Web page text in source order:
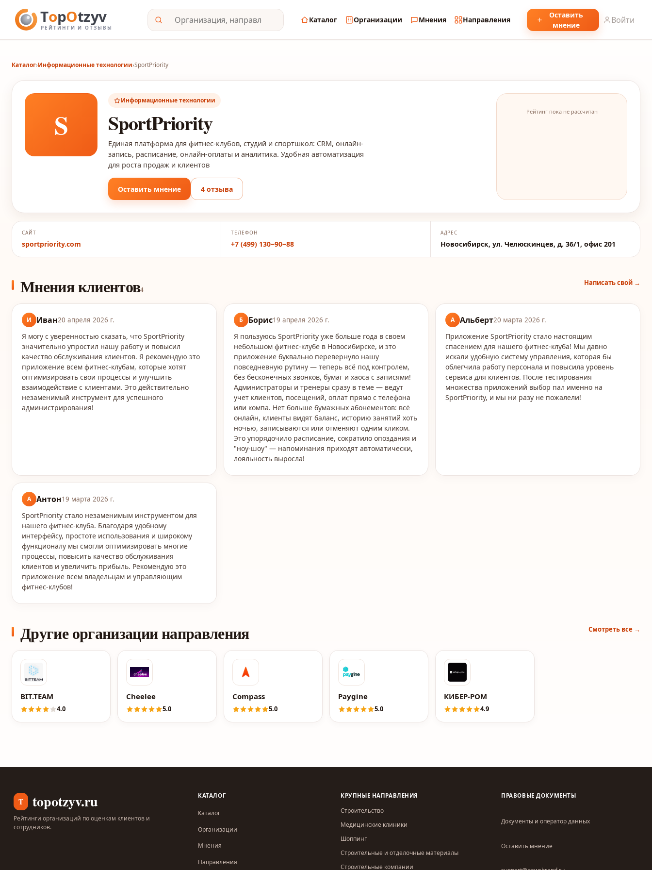
Каталог Организации Мнения Направления
Оставить
мнение
Войти
Каталог›Информационные технологии›SportPriority
S
Информационные технологии
SportPriority
Единая платформа для фитнес-клубов, студий и спортшкол: CRM, онлайн-
запись, расписание, онлайн-оплаты и аналитика. Удобная автоматизация
для роста продаж и клиентов
Оставить мнение 4 отзыва
Рейтинг пока не рассчитан
САЙТ
sportpriority.com
ТЕЛЕФОН
+7 (499) 130‒90‒88
АДРЕС
Новосибирск, ул. Челюскинцев, д. 36/1, офис 201
Мнения клиентов4
Написать свой →
И Иван20 апреля 2026 г.
Я могу с уверенностью сказать, что SportPriority
значительно упростил нашу работу и повысил
качество обслуживания клиентов. Я рекомендую это
приложение всем фитнес-клубам, которые хотят
оптимизировать свои процессы и улучшить
взаимодействие с клиентами. Это действительно
незаменимый инструмент для успешного
администрирования!
Б Борис19 апреля 2026 г.
Я пользуюсь SportPriority уже больше года в своем
небольшом фитнес-клубе в Новосибирске, и это
приложение буквально перевернуло нашу
повседневную рутину — теперь всё под контролем,
без бесконечных звонков, бумаг и хаоса с записями!
Администраторы и тренеры сразу в теме — ведут
учет клиентов, посещений, оплат прямо с телефона
или компа. Нет больше бумажных абонементов: всё
онлайн, клиенты видят баланс, историю занятий хоть
ночью, записываются или отменяют одним кликом.
Это упорядочило расписание, сократило опоздания и
"ноу-шоу" — напоминания приходят автоматически,
лояльность выросла!
А Альберт20 марта 2026 г.
Приложение SportPriority стало настоящим
спасением для нашего фитнес-клуба! Мы давно
искали удобную систему управления, которая бы
облегчила работу персонала и повысила уровень
сервиса для клиентов. После тестирования
множества приложений выбор пал именно на
SportPriority, и мы ни разу не пожалели!
А Антон19 марта 2026 г.
SportPriority стало незаменимым инструментом для
нашего фитнес-клуба. Благодаря удобному
интерфейсу, простоте использования и широкому
функционалу мы смогли оптимизировать многие
процессы, повысить качество обслуживания
клиентов и увеличить прибыль. Рекомендую это
приложение всем владельцам и управляющим
фитнес-клубов!
Другие организации направления Смотреть все →
BIT.TEAM
4.0
Cheelee
5.0
Compass
5.0
Paygine
5.0
КИБЕР-РОМ
4.9
T topotzyv.ru
Рейтинги организаций по оценкам клиентов и
сотрудников.
КАТАЛОГ
Каталог
Организации
Мнения
Направления
КРУПНЫЕ НАПРАВЛЕНИЯ
Строительство
Медицинские клиники
Шоппинг
Строительные и отделочные материалы
Строительные компании
ПРАВОВЫЕ ДОКУМЕНТЫ
Документы и оператор данных
Оставить мнение